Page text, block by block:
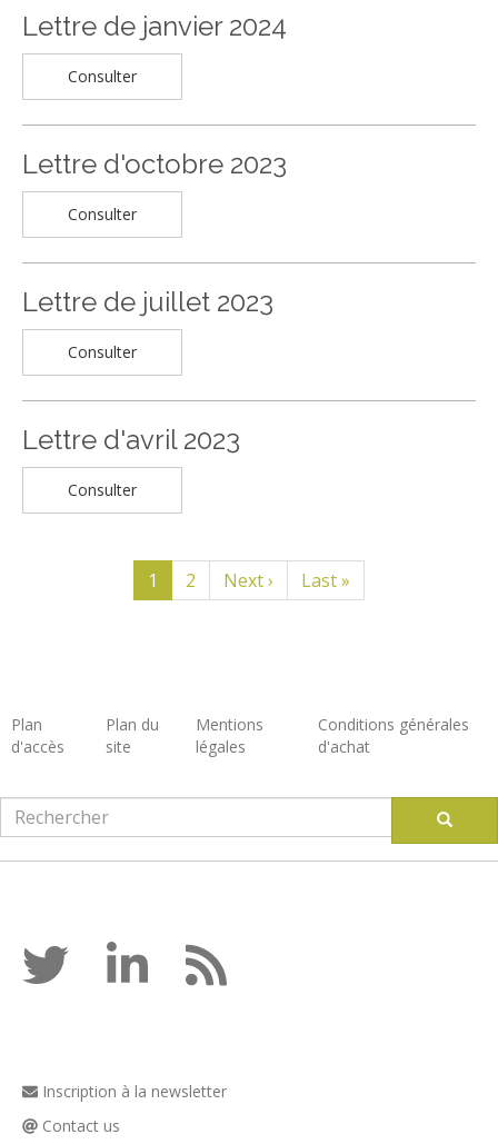
Lettre de janvier 2024
Consulter
Lettre d'octobre 2023
Consulter
Lettre de juillet 2023
Consulter
Lettre d'avril 2023
Consulter
Page
courante
1 Page
2
Page
suivante
Next ›
Dernière
page
Last »
Footer
Plan
d'accès
Plan du
site
Mentions
légales
Conditions générales
d'achat
Rechercher
Inscription à la newsletter
Contact us